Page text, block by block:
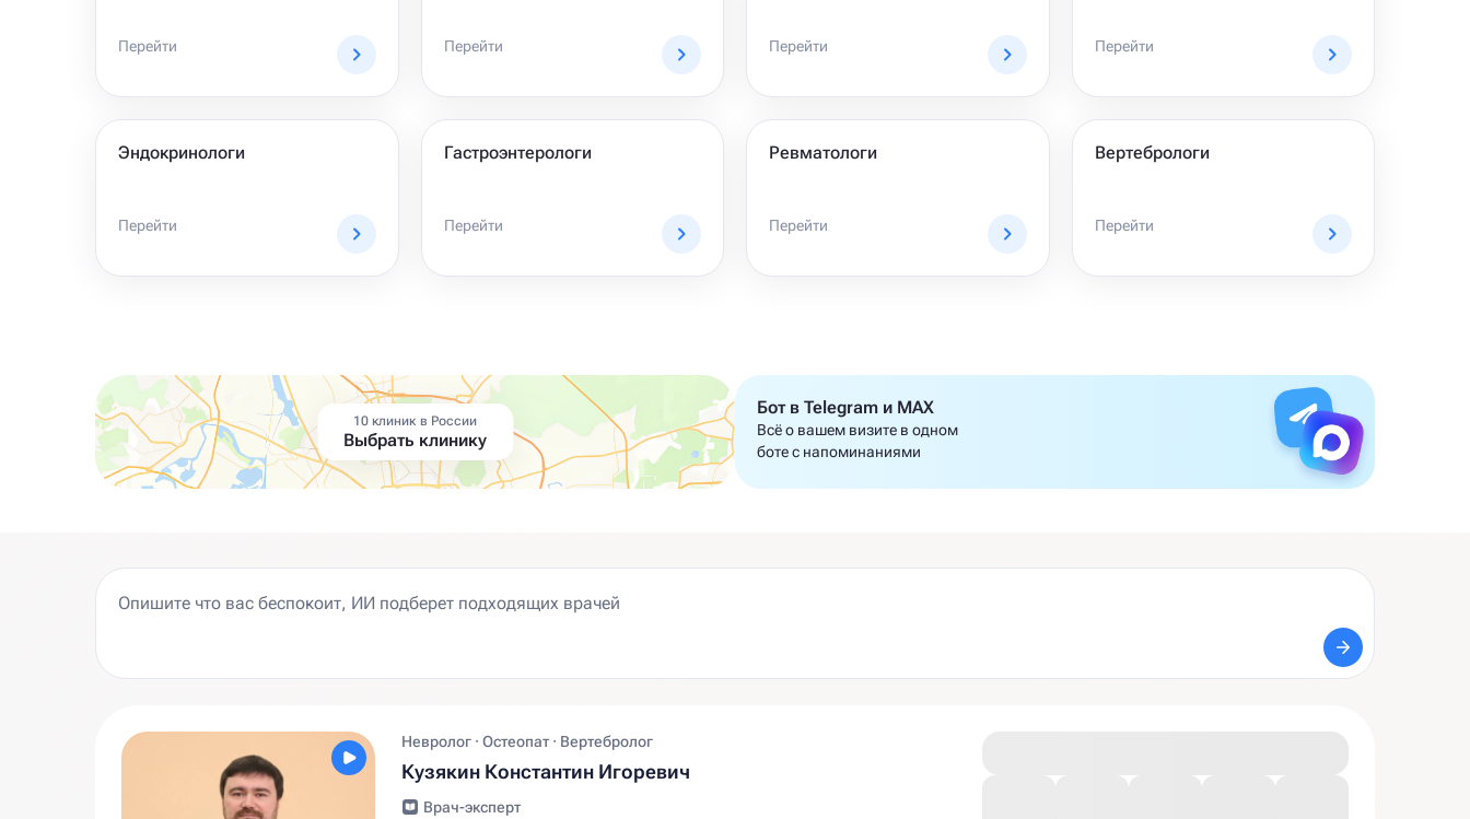
Перейти Перейти Перейти Перейти
Эндокринологи
Перейти
Гастроэнтерологи
Перейти
Ревматологи
Перейти
Вертебрологи
Перейти
10 клиник в России
Выбрать клинику
Бот в Telegram и MAX
Всё о вашем визите в одном
боте с напоминаниями
Невролог · Остеопат · Вертебролог
Кузякин Константин Игоревич
Врач-эксперт